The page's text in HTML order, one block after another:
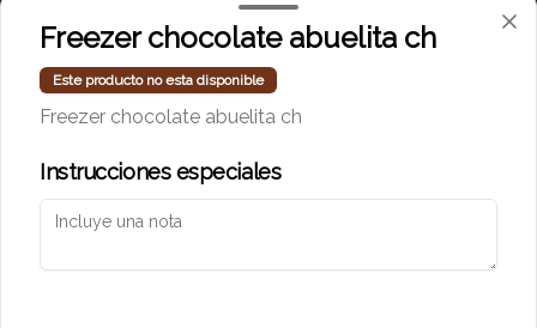
Instagram
Mi cuenta
Iniciar sesión
Freezer chocolate abuelita ch
Este producto no esta disponible
Freezer chocolate abuelita ch
Instrucciones especiales